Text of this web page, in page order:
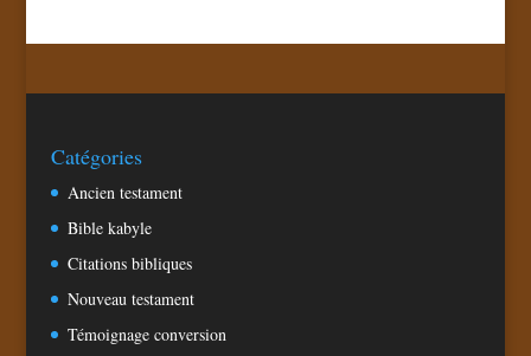
Catégories
Ancien testament
Bible kabyle
Citations bibliques
Nouveau testament
Témoignage conversion